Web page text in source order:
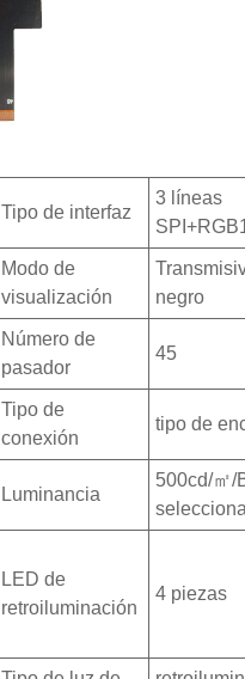
Tipo de interfaz
3 líneas
Modo de
visualización
negro
Número de
pasador
45
Tipo de
conexión
tipo de
Luminancia
500cd/㎡/
LED de
retroiluminación
4 piezas